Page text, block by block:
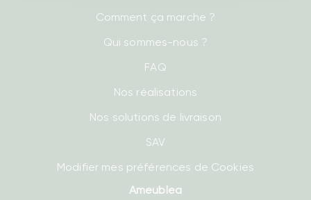
Comment ça marche ?
Qui sommes-nous ?
FAQ
Nos réalisations
Nos solutions de livraison
SAV
Modifier mes préférences de Cookies
Ameublea